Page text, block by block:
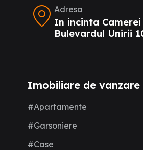
Adresa
In incinta
Bulevardul Unirii
Imobiliare de vanzare
#Apartamente
#Garsoniere
#Case